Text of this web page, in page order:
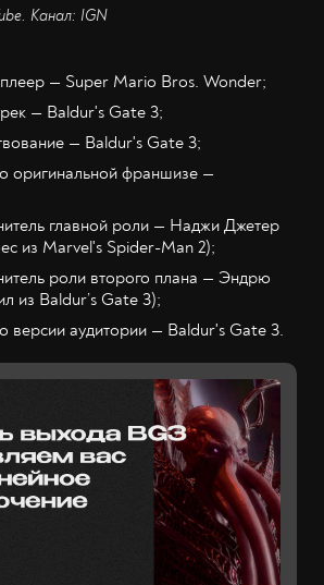
Канал: IGN
— Super Mario Bros. Wonder;
— Baldur's Gate 3;
— Baldur's Gate 3;
оригинальной франшизе —
главной роли — Наджи Джетер
из Marvel's Spider-Man 2);
роли второго плана — Эндрю
из Baldur’s Gate 3);
версии аудитории — Baldur's Gate 3.